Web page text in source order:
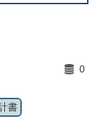
0
書